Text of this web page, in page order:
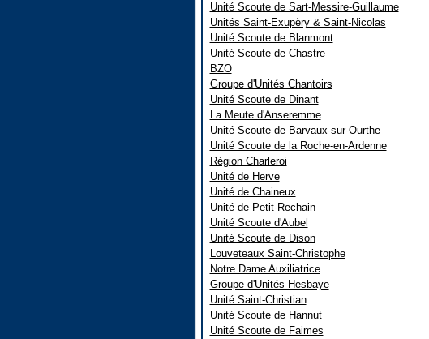
Unité Scoute de Sart-Messire-Guillaume
Unités Saint-Exupèry & Saint-Nicolas
Unité Scoute de Blanmont
Unité Scoute de Chastre
BZO
Groupe d'Unités Chantoirs
Unité Scoute de Dinant
La Meute d'Anseremme
Unité Scoute de Barvaux-sur-Ourthe
Unité Scoute de la Roche-en-Ardenne
Région Charleroi
Unité de Herve
Unité de Chaineux
Unité de Petit-Rechain
Unité Scoute d'Aubel
Unité Scoute de Dison
Louveteaux Saint-Christophe
Notre Dame Auxiliatrice
Groupe d'Unités Hesbaye
Unité Saint-Christian
Unité Scoute de Hannut
Unité Scoute de Faimes